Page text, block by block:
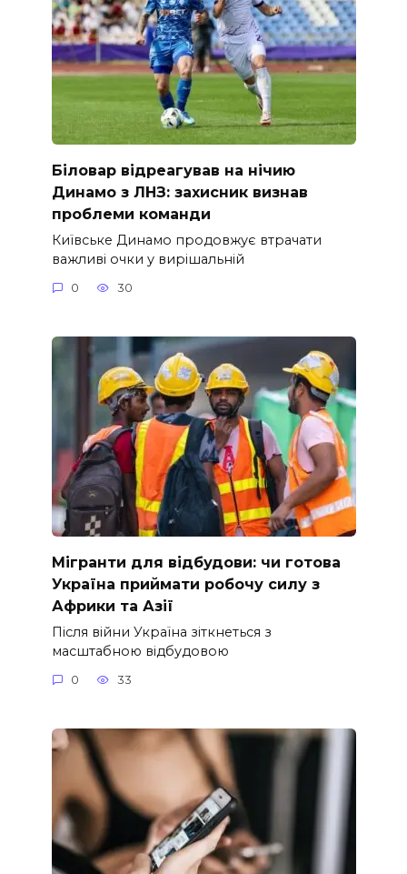
Біловар відреагував на нічию
Динамо з ЛНЗ: захисник визнав
проблеми команди
Київське Динамо продовжує втрачати
важливі очки у вирішальній
0 30
Мігранти для відбудови: чи готова
Україна приймати робочу силу з
Африки та Азії
Після війни Україна зіткнеться з
масштабною відбудовою
0 33